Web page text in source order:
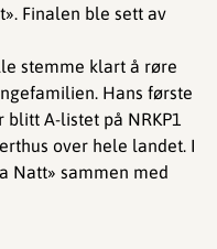
Finalen ble sett av
stemme klart å røre
Hans første
blitt A-listet på NRKP1
over hele landet. I
Natt» sammen med